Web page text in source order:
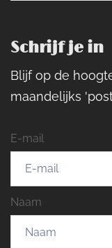
Schrijf je in
Blijf op de
maandelijks
E-mail
Naam